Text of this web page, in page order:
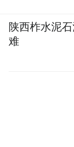
陕西柞水泥
难